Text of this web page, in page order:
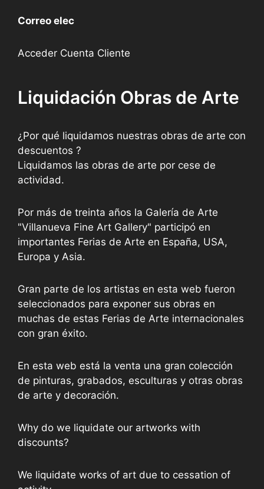
Correo elec
Acceder Cuenta Cliente
Liquidación Obras de Arte
¿Por qué liquidamos nuestras obras de arte con
descuentos ?
Liquidamos las obras de arte por cese de
actividad.
Por más de treinta años la Galería de Arte
"Villanueva Fine Art Gallery" participó en
importantes Ferias de Arte en España, USA,
Europa y Asia.
Gran parte de los artistas en esta web fueron
seleccionados para exponer sus obras en
muchas de estas Ferias de Arte internacionales
con gran éxito.
En esta web está la venta una gran colección
de pinturas, grabados, esculturas y otras obras
de arte y decoración.
Why do we liquidate our artworks with
discounts?
We liquidate works of art due to cessation of